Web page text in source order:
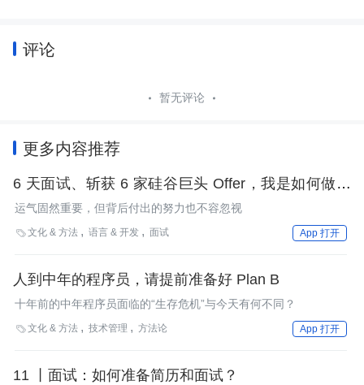
评论
暂无评论
更多内容推荐
6 天面试、斩获 6 家硅谷巨头 Offer，我是如何做到
的？
运气固然重要，但背后付出的努力也不容忽视
文化 & 方法 语言 & 开发 面试 App 打开
人到中年的程序员，请提前准备好 Plan B
十年前的中年程序员面临的“生存危机”与今天有何不同？
文化 & 方法 技术管理 方法论 App 打开
11 丨面试：如何准备简历和面试？